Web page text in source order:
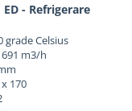
ED - Refrigerare
grade Celsius
m3/h
170